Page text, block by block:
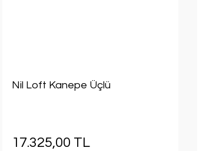
Nil Loft Kanepe Üçlü
17.325,00 TL